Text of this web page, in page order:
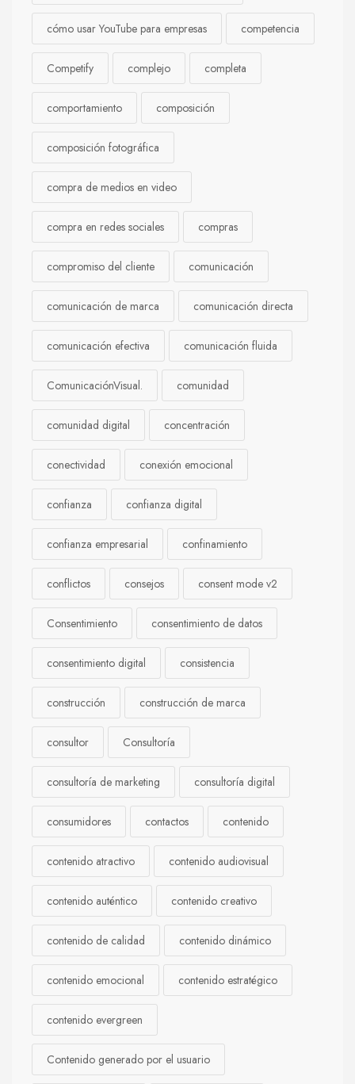
cómo usar YouTube para empresas competencia
Competify complejo completa
comportamiento composición
composición fotográfica
compra de medios en video
compra en redes sociales compras
compromiso del cliente comunicación
comunicación de marca comunicación directa
comunicación efectiva comunicación fluida
ComunicaciónVisual. comunidad
comunidad digital concentración
conectividad conexión emocional
confianza confianza digital
confianza empresarial confinamiento
conflictos consejos consent mode v2
Consentimiento consentimiento de datos
consentimiento digital consistencia
construcción construcción de marca
consultor Consultoría
consultoría de marketing consultoría digital
consumidores contactos contenido
contenido atractivo contenido audiovisual
contenido auténtico contenido creativo
contenido de calidad contenido dinámico
contenido emocional contenido estratégico
contenido evergreen
Contenido generado por el usuario